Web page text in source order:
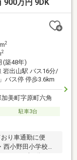
900万円 9DK
2
2
(築48年)
岩出山駅 バス16分/
バス停 停歩3.6km
美町字原町六角
駐車3台
り車通勤に便
西小野田小学校
（車9分）・